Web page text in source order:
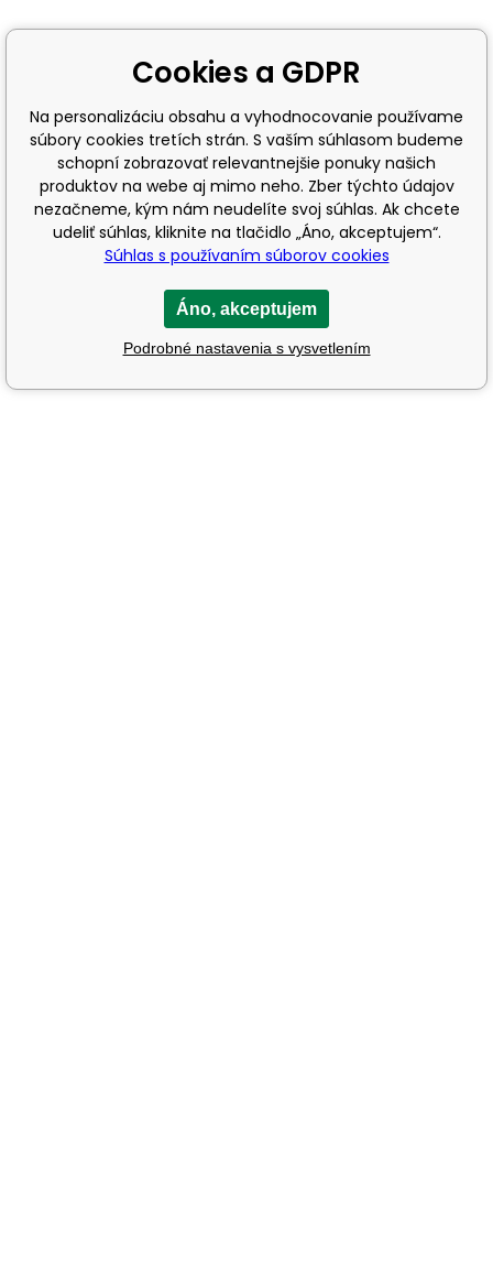
Cookies a GDPR
Na personalizáciu obsahu a vyhodnocovanie používame
súbory cookies tretích strán. S vaším súhlasom budeme
schopní zobrazovať relevantnejšie ponuky našich
produktov na webe aj mimo neho. Zber týchto údajov
nezačneme, kým nám neudelíte svoj súhlas. Ak chcete
udeliť súhlas, kliknite na tlačidlo „Áno, akceptujem“.
Súhlas s používaním súborov cookies
Áno, akceptujem
Podrobné nastavenia s vysvetlením